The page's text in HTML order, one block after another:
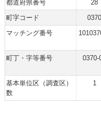
都道府県番号 28
町字コード
0370
マッチング番号
町丁・字等番号 0370-
基本単位区（調査区）
数
1